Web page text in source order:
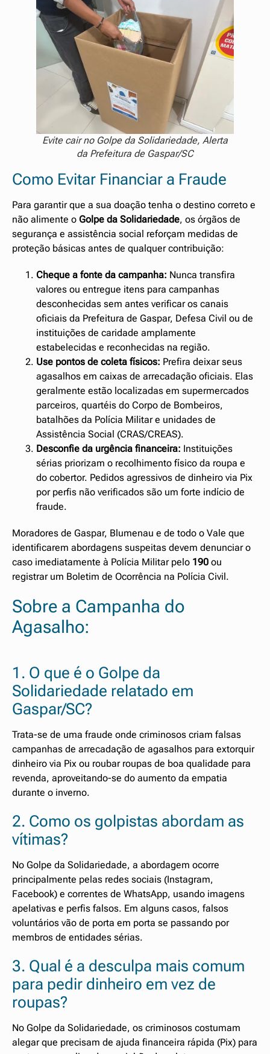
Evite cair no Golpe da Solidariedade, Alerta
da Prefeitura de Gaspar/SC
Como Evitar Financiar a Fraude
Para garantir que a sua doação tenha o destino correto e
não alimente o Golpe da Solidariedade, os órgãos de
segurança e assistência social reforçam medidas de
proteção básicas antes de qualquer contribuição:
Cheque a fonte da campanha: Nunca transfira
valores ou entregue itens para campanhas
desconhecidas sem antes verificar os canais
oficiais da Prefeitura de Gaspar, Defesa Civil ou de
instituições de caridade amplamente
estabelecidas e reconhecidas na região.
Use pontos de coleta físicos: Prefira deixar seus
agasalhos em caixas de arrecadação oficiais. Elas
geralmente estão localizadas em supermercados
parceiros, quartéis do Corpo de Bombeiros,
batalhões da Polícia Militar e unidades de
Assistência Social (CRAS/CREAS).
Desconfie da urgência financeira: Instituições
sérias priorizam o recolhimento físico da roupa e
do cobertor. Pedidos agressivos de dinheiro via Pix
por perfis não verificados são um forte indício de
fraude.
Moradores de Gaspar, Blumenau e de todo o Vale que
identificarem abordagens suspeitas devem denunciar o
caso imediatamente à Polícia Militar pelo 190 ou
registrar um Boletim de Ocorrência na Polícia Civil.
Sobre a Campanha do
Agasalho:
1. O que é o Golpe da
Solidariedade relatado em
Gaspar/SC?
Trata-se de uma fraude onde criminosos criam falsas
campanhas de arrecadação de agasalhos para extorquir
dinheiro via Pix ou roubar roupas de boa qualidade para
revenda, aproveitando-se do aumento da empatia
durante o inverno.
2. Como os golpistas abordam as
vítimas?
No Golpe da Solidariedade, a abordagem ocorre
principalmente pelas redes sociais (Instagram,
Facebook) e correntes de WhatsApp, usando imagens
apelativas e perfis falsos. Em alguns casos, falsos
voluntários vão de porta em porta se passando por
membros de entidades sérias.
3. Qual é a desculpa mais comum
para pedir dinheiro em vez de
roupas?
No Golpe da Solidariedade, os criminosos costumam
alegar que precisam de ajuda financeira rápida (Pix) para